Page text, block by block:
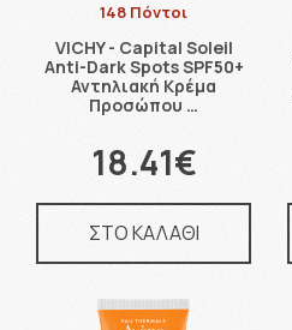
148 Πόντοι
VICHY - Capital Soleil
Anti-Dark Spots SPF50+
Αντηλιακή Κρέμα
Προσώπου …
18.41€
ΣΤΟ ΚΑΛΑΘΙ